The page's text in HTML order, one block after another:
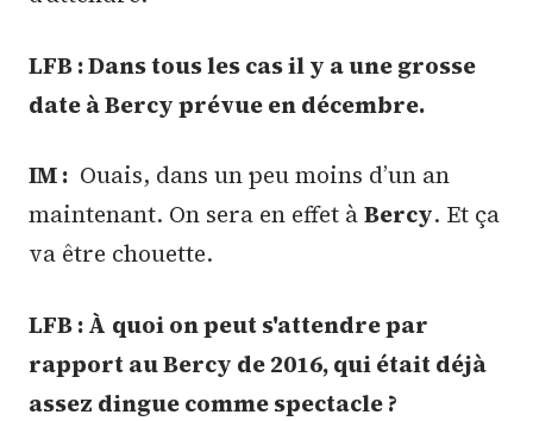
LFB : Dans tous les cas il y a une grosse
date à Bercy prévue en décembre.
IM : Ouais, dans un peu moins d’un an
maintenant. On sera en effet àBercy. Et ça
va être chouette.
LFB : À quoi on peut s'attendre par
rapport au Bercy de 2016, qui était déjà
assez dingue comme spectacle ?